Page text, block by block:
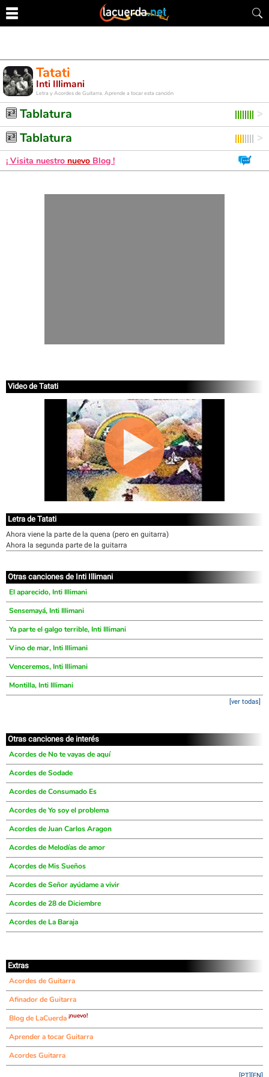
Tatati
Inti Illimani
Letra y Acordes de Guitarra. Aprende a tocar esta canción
Tablatura
Tablatura
¡ Visita nuestro nuevo Blog !
Video de Tatati
Letra de Tatati
Ahora viene la parte de la quena (pero en guitarra)
Ahora la segunda parte de la guitarra
Otras canciones de Inti Illimani
El aparecido, Inti Illimani
Sensemayá, Inti Illimani
Ya parte el galgo terrible, Inti Illimani
Vino de mar, Inti Illimani
Venceremos, Inti Illimani
Montilla, Inti Illimani
[ver todas]
Otras canciones de interés
Acordes de No te vayas de aquí
Acordes de Sodade
Acordes de Consumado Es
Acordes de Yo soy el problema
Acordes de Juan Carlos Aragon
Acordes de Melodías de amor
Acordes de Mis Sueños
Acordes de Señor ayúdame a vivir
Acordes de 28 de Diciembre
Acordes de La Baraja
Extras
Acordes de Guitarra
Afinador de Guitarra
Blog de LaCuerda ¡nuevo!
Aprender a tocar Guitarra
Acordes Guitarra